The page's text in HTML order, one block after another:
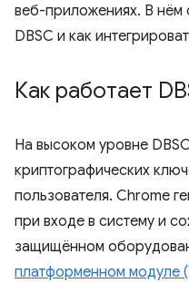
веб-приложениях. В нём
DBSC и как
Как работает
На высоком уровне
криптографических
пользователя. Chrome
при входе в систему и
защищённом
платформенном модуле